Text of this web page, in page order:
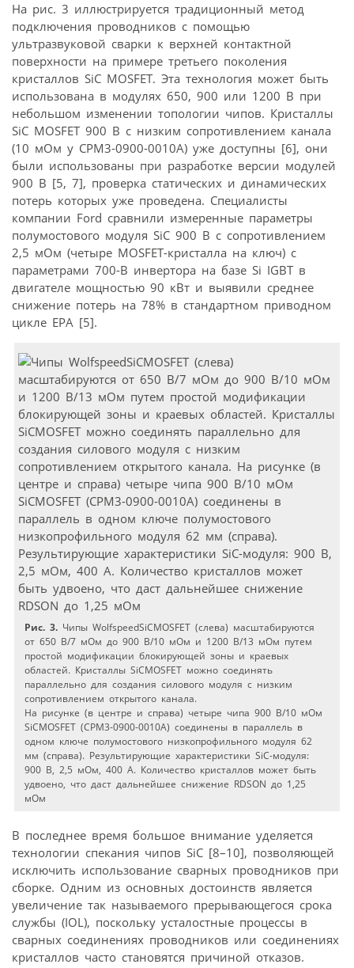
На рис. 3 иллюстрируется традиционный метод
подключения проводников с помощью
ультразвуковой сварки к верхней контактной
поверхности на примере третьего поколения
кристаллов SiC MOSFET. Эта технология может быть
использована в модулях 650, 900 или 1200 В при
небольшом изменении топологии чипов. Кристаллы
SiC MOSFET 900 В с низким сопротивлением канала
(10 мОм у CPM3-0900-0010A) уже доступны [6], они
были использованы при разработке версии модулей
900 В [5, 7], проверка статических и динамических
потерь которых уже проведена. Специалисты
компании Ford сравнили измеренные параметры
полумостового модуля SiC 900 В с сопротивлением
2,5 мОм (четыре MOSFET-кристалла на ключ) с
параметрами 700-В инвертора на базе Si IGBT в
двигателе мощностью 90 кВт и выявили среднее
снижение потерь на 78% в стандартном приводном
цикле EPA [5].
Рис. 3. Чипы WolfspeedSiCMOSFET (слева) масштабируются
от 650 В/7 мОм до 900 В/10 мОм и 1200 В/13 мОм путем
простой модификации блокирующей зоны и краевых
областей. Кристаллы SiCMOSFET можно соединять
параллельно для создания силового модуля с низким
сопротивлением открытого канала.
На рисунке (в центре и справа) четыре чипа 900 В/10 мОм
SiCMOSFET (CPM3-0900-0010A) соединены в параллель в
одном ключе полумостового низкопрофильного модуля 62
мм (справа). Результирующие характеристики SiC-модуля:
900 В, 2,5 мОм, 400 A. Количество кристаллов может быть
удвоено, что даст дальнейшее снижение RDSON до 1,25
мОм
В последнее время большое внимание уделяется
технологии спекания чипов SiC [8–10], позволяющей
исключить использование сварных проводников при
сборке. Одним из основных достоинств является
увеличение так называемого прерывающегося срока
службы (IOL), поскольку усталостные процессы в
сварных соединениях проводников или соединениях
кристаллов часто становятся причиной отказов.